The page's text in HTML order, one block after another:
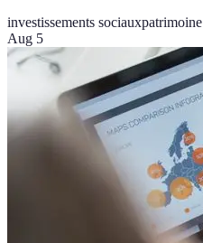
investissements sociauxpatrimoine
Aug 5